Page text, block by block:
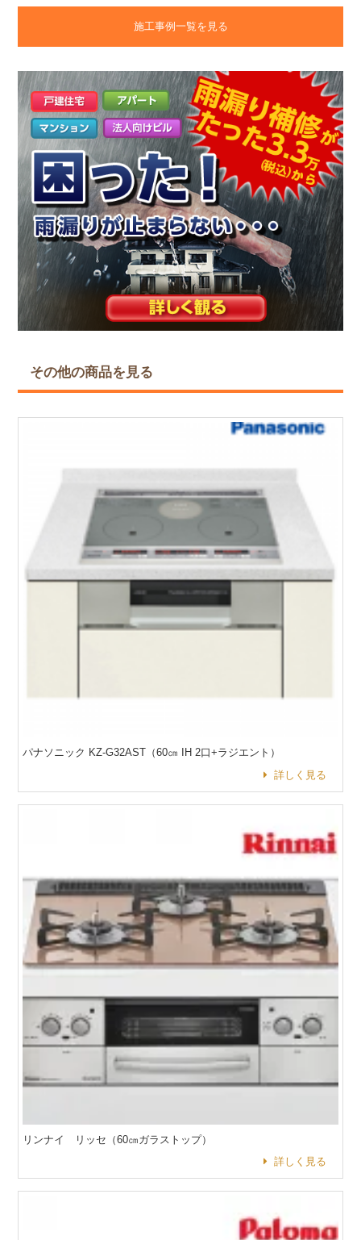
施工事例一覧を見る
その他の商品を見る
パナソニック KZ-G32AST（60㎝ IH 2口+ラジエント）
詳しく見る
リンナイ リッセ（60㎝ガラストップ）
詳しく見る